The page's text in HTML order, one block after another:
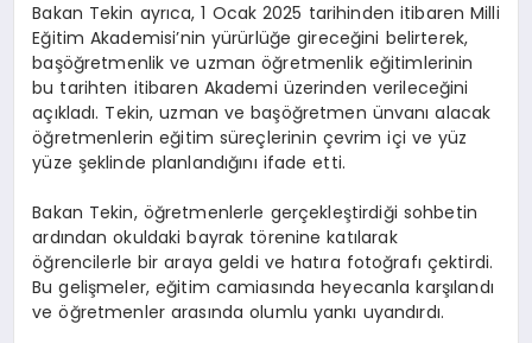
Bakan Tekin ayrıca, 1 Ocak 2025 tarihinden itibaren Milli
Eğitim Akademisi’nin yürürlüğe gireceğini belirterek,
başöğretmenlik ve uzman öğretmenlik eğitimlerinin
bu tarihten itibaren Akademi üzerinden verileceğini
açıkladı. Tekin, uzman ve başöğretmen ünvanı alacak
öğretmenlerin eğitim süreçlerinin çevrim içi ve yüz
yüze şeklinde planlandığını ifade etti.
Bakan Tekin, öğretmenlerle gerçekleştirdiği sohbetin
ardından okuldaki bayrak törenine katılarak
öğrencilerle bir araya geldi ve hatıra fotoğrafı çektirdi.
Bu gelişmeler, eğitim camiasında heyecanla karşılandı
ve öğretmenler arasında olumlu yankı uyandırdı.